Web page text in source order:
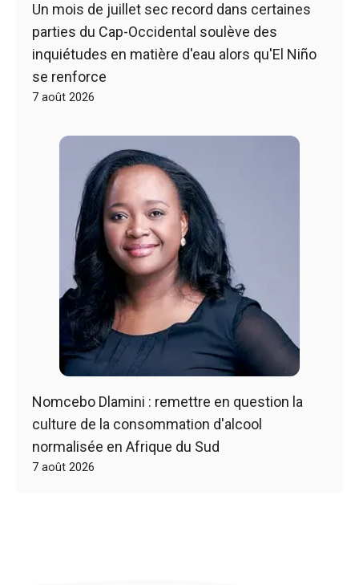
Un mois de juillet sec record dans certaines
parties du Cap-Occidental soulève des
inquiétudes en matière d'eau alors qu'El Niño
se renforce
7 août 2026
Nomcebo Dlamini : remettre en question la
culture de la consommation d'alcool
normalisée en Afrique du Sud
7 août 2026